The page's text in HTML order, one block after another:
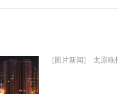
[图片新闻] 太原晚